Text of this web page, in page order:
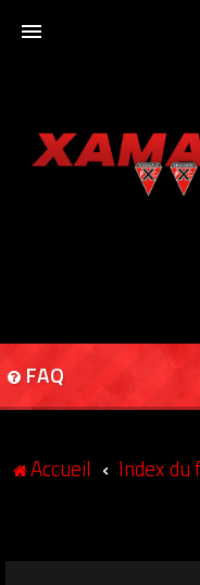
XAMAXFORUM
FAQ
Accueil Index du